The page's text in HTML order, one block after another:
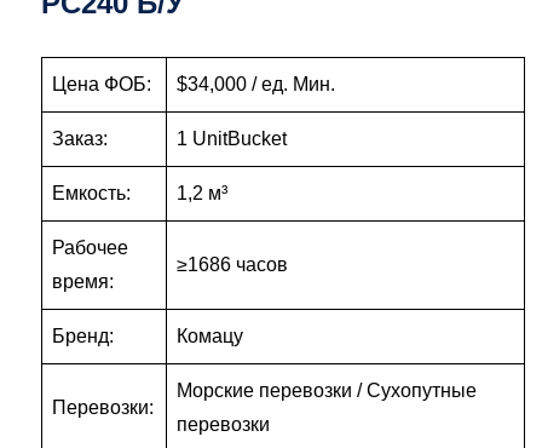
Цена ФОБ: $34,000 / ед. Мин.
Заказ: 1 UnitBucket
Емкость: 1,2 м³
Рабочее
время:
≥1686 часов
Бренд: Комацу
Перевозки:
Морские перевозки / Сухопутные
перевозки